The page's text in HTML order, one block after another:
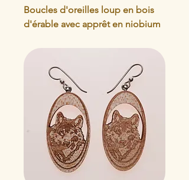
Boucles d'oreilles loup en bois
d'érable avec apprêt en niobium